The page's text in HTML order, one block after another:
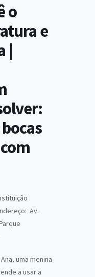
o
e
|
Av.
uma menina
a usar a